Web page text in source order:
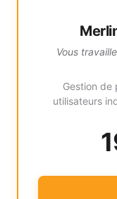
Vous
Gestion de
utilisateurs